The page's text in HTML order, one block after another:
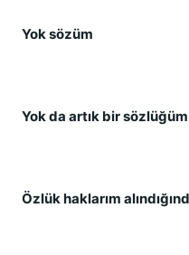
Yok sözüm
Yok da artık bir sözlüğüm
Özlük haklarım